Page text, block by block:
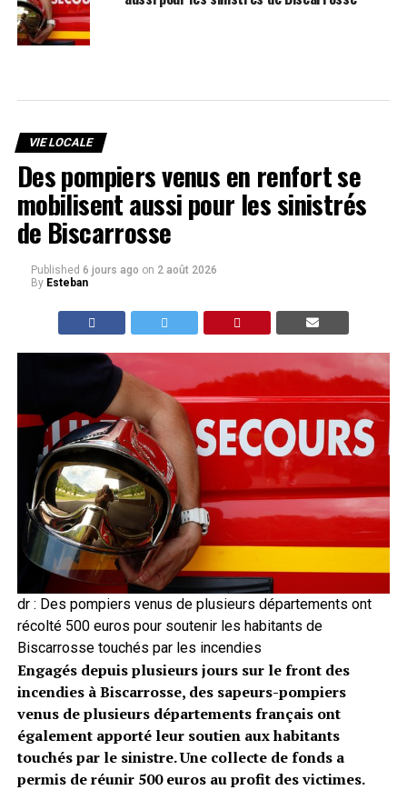
VIE LOCALE
Des pompiers venus en renfort se
mobilisent aussi pour les sinistrés
de Biscarrosse
Published 6 jours ago on 2 août 2026
By Esteban
dr : Des pompiers venus de plusieurs départements ont
récolté 500 euros pour soutenir les habitants de
Biscarrosse touchés par les incendies
Engagés depuis plusieurs jours sur le front des
incendies à Biscarrosse, des sapeurs-pompiers
venus de plusieurs départements français ont
également apporté leur soutien aux habitants
touchés par le sinistre. Une collecte de fonds a
permis de réunir 500 euros au profit des victimes.